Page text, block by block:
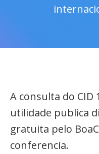
A consulta do CID
utilidade publica
gratuita pelo
conferencia.